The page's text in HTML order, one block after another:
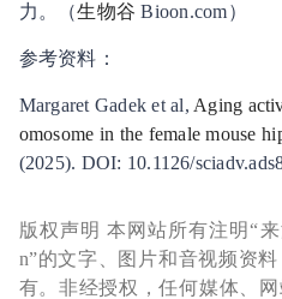
力。（生物谷 Bioon.com）
参考资料：
Margaret Gadek et al, Aging
omosome in the female mouse
(2025). DOI: 10.1126/
版权声明 本网站所有注明“
n”的文字、图片和音视频资
有。非经授权，任何媒体、